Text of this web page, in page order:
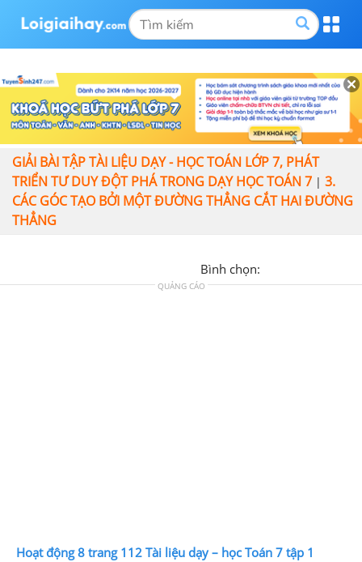
GIẢI BÀI TẬP TÀI LIỆU DẠY - HỌC TOÁN LỚP 7, PHÁT
TRIỂN TƯ DUY ĐỘT PHÁ TRONG DẠY HỌC TOÁN 7 | 3.
CÁC GÓC TẠO BỞI MỘT ĐƯỜNG THẲNG CẮT HAI ĐƯỜNG
THẲNG
Bình chọn:
QUẢNG CÁO
Hoạt động 8 trang 112 Tài liệu dạy – học Toán 7 tập 1